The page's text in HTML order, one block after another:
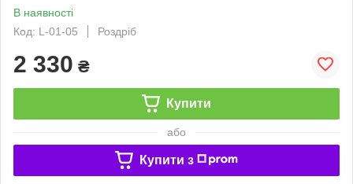
В наявності
Код: L-01-05
Роздріб
2 330 ₴
Купити
або
Купити з